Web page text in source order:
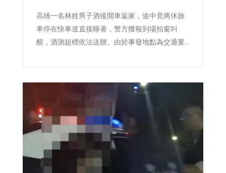
高雄一名林姓男子酒後開車返家，途中竟將休旅
車停在快車道直接睡著，警方獲報到場拍窗叫
醒，酒測超標依法送辦。由於事發地點為交通要